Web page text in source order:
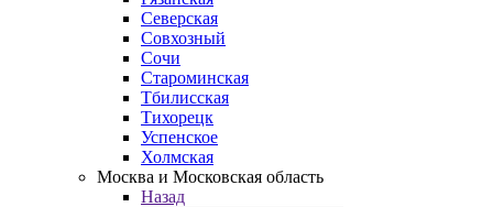
Северская
Совхозный
Сочи
Староминская
Тбилисская
Тихорецк
Успенское
Холмская
Москва и Московская область
Назад